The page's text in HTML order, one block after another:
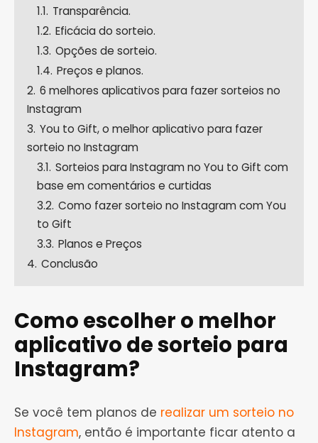
1.1. Transparência.
1.2. Eficácia do sorteio.
1.3. Opções de sorteio.
1.4. Preços e planos.
2. 6 melhores aplicativos para fazer sorteios no
Instagram
3. You to Gift, o melhor aplicativo para fazer
sorteio no Instagram
3.1. Sorteios para Instagram no You to Gift com
base em comentários e curtidas
3.2. Como fazer sorteio no Instagram com You
to Gift
3.3. Planos e Preços
4. Conclusão
Como escolher o melhor
aplicativo de sorteio para
Instagram?
Se você tem planos de realizar um sorteio no
Instagram, então é importante ficar atento a